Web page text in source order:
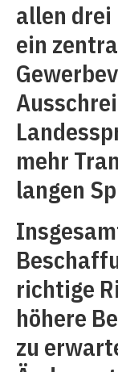
allen drei
ein
mehr
langen
richtige
höhere
zu